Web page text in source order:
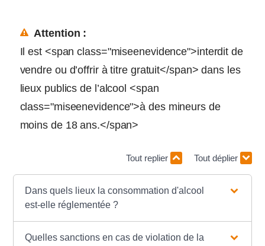
Attention :
Il est <span class="miseenevidence">interdit de
vendre ou d’offrir à titre gratuit</span> dans les
lieux publics de l’alcool <span
class="miseenevidence">à des mineurs de
moins de 18 ans.</span>
Tout replier Tout déplier
Dans quels lieux la consommation d'alcool
est-elle réglementée ?
Quelles sanctions en cas de violation de la